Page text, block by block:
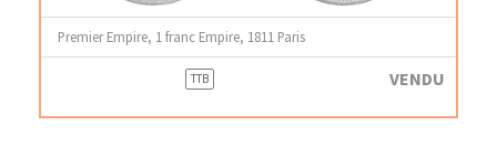
Premier Empire, 1 franc Empire, 1811 Paris
TTB VENDU